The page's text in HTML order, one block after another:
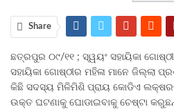
Share
ଛତ୍ରପୁର ୦୯/୧୧ ; ସ୍ୱୟଂ ସହାୟିକା
ସହାୟିକା ଗୋଷ୍ଠୀର ମହିଳା ମାନେ
କିଛି ସଦସ୍ୟ ମିଳିମିଶି ପ୍ରାୟ କୋଡିଏ
ଉକ୍ତ ଘଟଣାକୁ ଘୋଡାଇବାକୁ ଚେଷ୍ଟା